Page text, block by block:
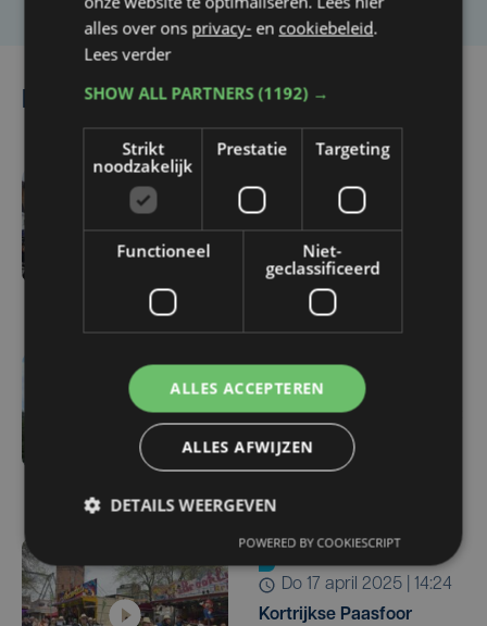
Lees ook
Paasfoor in Kortrijk
officieel open:
kermisplezier tot 19 april
ma 5 mei 2025 | 15:42
Paasfoor Kortrijk zit erop:
foorkramers kritisch over
locatie Broeltorens
do 17 april 2025 | 14:24
Kortrijkse Paasfoor
alles over ons privacy- en cookiebeleid.
Lees verder
SHOW ALL PARTNERS(1192) →
Strikt
noodzakelijk
Prestatie Targeting
Functioneel
Niet-
geclassificeerd
ALLES ACCEPTEREN
ALLES AFWIJZEN
DETAILS WEERGEVEN
POWERED BY COOKIESCRIPT